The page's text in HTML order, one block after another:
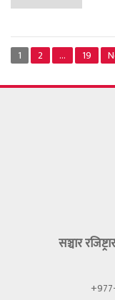
1 2 … 19
सञ्चार